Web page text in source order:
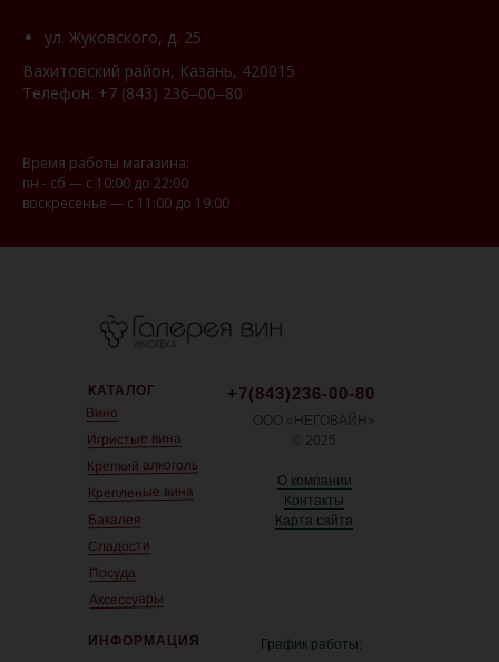
ул. Жуковского, д. 25
Вахитовский район, Казань, 420015
Телефон: +7 (843) 236‒00‒80
Время работы магазина:
пн - сб — с 10:00 до 22:00
воскресенье — с 11:00 до 19:00
КАТАЛОГ
Вино
Игристые вина
Крепкий алкоголь
Крепленые вина
Бакалея
Сладости
Посуда
Аксессуары
ИНФОРМАЦИЯ
График работы:
ООО «НЕГОВАЙН»
© 2025
О компании
Контакты
Карта сайта
+7(843)236-00-80